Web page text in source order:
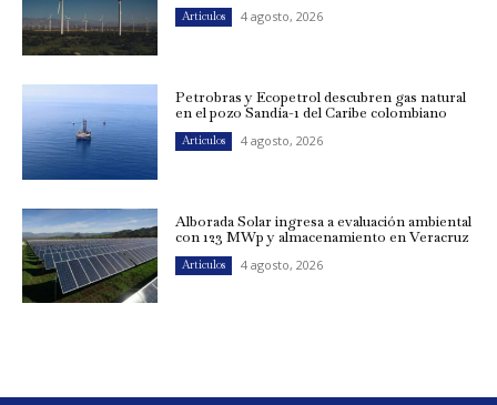
Artículos 4 agosto, 2026
Petrobras y Ecopetrol descubren gas natural
en el pozo Sandía-1 del Caribe colombiano
Artículos 4 agosto, 2026
Alborada Solar ingresa a evaluación ambiental
con 123 MWp y almacenamiento en Veracruz
Artículos 4 agosto, 2026